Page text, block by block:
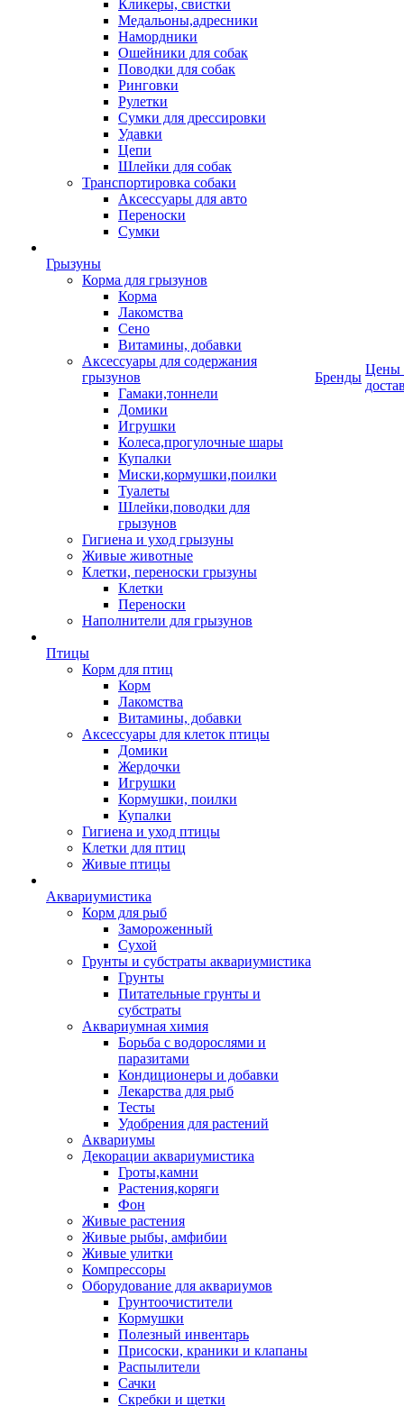
Кликеры, свистки
Медальоны,адресники
Намордники
Ошейники для собак
Поводки для собак
Ринговки
Рулетки
Сумки для дрессировки
Удавки
Цепи
Шлейки для собак
Транспортировка собаки
Аксессуары для авто
Переноски
Сумки
Грызуны
Корма для грызунов
Корма
Лакомства
Сено
Витамины, добавки
Аксессуары для содержания
грызунов
Гамаки,тоннели
Домики
Игрушки
Колеса,прогулочные шары
Купалки
Миски,кормушки,поилки
Туалеты
Шлейки,поводки для
грызунов
Гигиена и уход грызуны
Живые животные
Клетки, переноски грызуны
Клетки
Переноски
Наполнители для грызунов
Птицы
Корм для птиц
Корм
Лакомства
Витамины, добавки
Аксессуары для клеток птицы
Домики
Жердочки
Игрушки
Кормушки, поилки
Купалки
Гигиена и уход птицы
Клетки для птиц
Живые птицы
Аквариумистика
Корм для рыб
Замороженный
Сухой
Грунты и субстраты аквариумистика
Грунты
Питательные грунты и
субстраты
Аквариумная химия
Борьба с водорослями и
паразитами
Кондиционеры и добавки
Лекарства для рыб
Тесты
Удобрения для растений
Аквариумы
Декорации аквариумистика
Гроты,камни
Растения,коряги
Фон
Живые растения
Живые рыбы, амфибии
Живые улитки
Компрессоры
Оборудование для аквариумов
Грунтоочистители
Кормушки
Полезный инвентарь
Присоски, краники и клапаны
Распылители
Сачки
Скребки и щетки
Бренды
Цены